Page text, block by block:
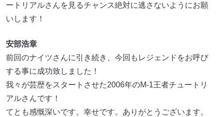
ートリアルさんを見るチャンス絶対に逃さないようにお願
いします！
安部浩章
前回のナイツさんに引き続き、今回もレジェンドをお呼び
する事に成功致しました！
我々が芸歴をスタートさせた2006年のM-1王者チュートリ
アルさんです！
てとも感慨深いです。幸せです。ありがとうございます。